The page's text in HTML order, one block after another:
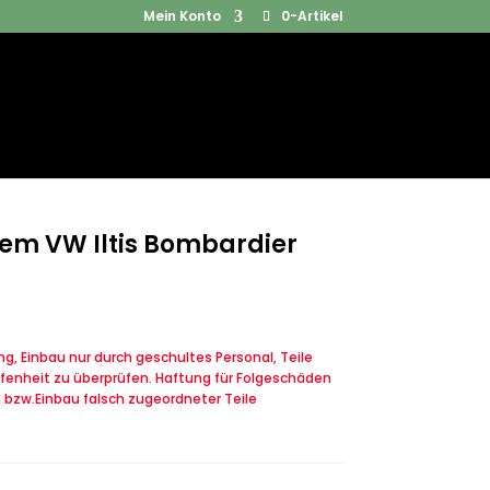
Mein Konto 0-Artikel
Products
VW Iltis Bombardier
Einbau nur durch geschultes Personal, Teile
zu überprüfen. Haftung für Folgeschäden
falsch zugeordneter Teile